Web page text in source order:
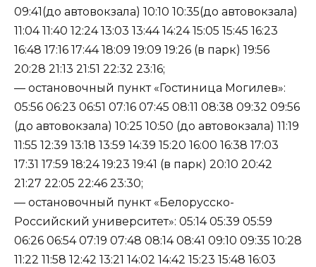
09:41(до автовокзала) 10:10 10:35(до автовокзала)
11:04 11:40 12:24 13:03 13:44 14:24 15:05 15:45 16:23
16:48 17:16 17:44 18:09 19:09 19:26 (в парк) 19:56
20:28 21:13 21:51 22:32 23:16;
— остановочный пункт «Гостиница Могилев»:
05:56 06:23 06:51 07:16 07:45 08:11 08:38 09:32 09:56
(до автовокзала) 10:25 10:50 (до автовокзала) 11:19
11:55 12:39 13:18 13:59 14:39 15:20 16:00 16:38 17:03
17:31 17:59 18:24 19:23 19:41 (в парк) 20:10 20:42
21:27 22:05 22:46 23:30;
— остановочный пункт «Белорусско-
Российский университет»: 05:14 05:39 05:59
06:26 06:54 07:19 07:48 08:14 08:41 09:10 09:35 10:28
11:22 11:58 12:42 13:21 14:02 14:42 15:23 15:48 16:03